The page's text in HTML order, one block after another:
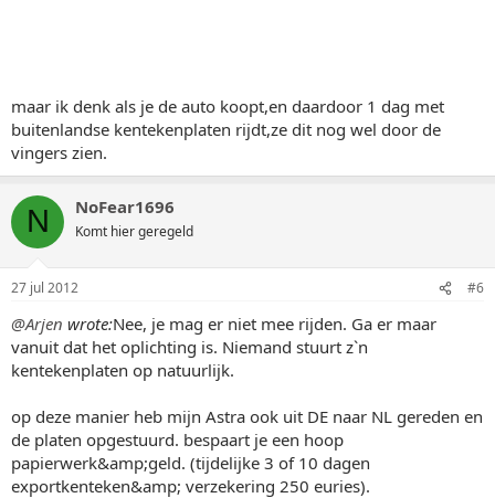
maar ik denk als je de auto koopt,en daardoor 1 dag met
buitenlandse kentekenplaten rijdt,ze dit nog wel door de
vingers zien.
N NoFear1696
Komt hier geregeld
27 jul 2012 #6
@Arjen wrote:Nee, je mag er niet mee rijden. Ga er maar
vanuit dat het oplichting is. Niemand stuurt z`n
kentekenplaten op natuurlijk.
op deze manier heb mijn Astra ook uit DE naar NL gereden en
de platen opgestuurd. bespaart je een hoop
papierwerk&amp;geld. (tijdelijke 3 of 10 dagen
exportkenteken&amp; verzekering 250 euries).